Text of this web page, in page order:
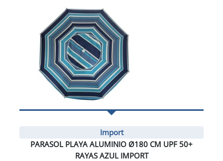
Import
PARASOL PLAYA ALUMINIO Ø180 CM UPF 50+
RAYAS AZUL IMPORT